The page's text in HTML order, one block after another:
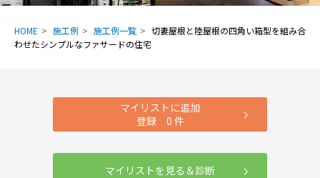
HOME 施工例 施工例一覧
切妻屋根と陸屋根の四角い箱型を組み合
わせたシンプルなファサードの住宅
マイリストに追加
登録 0 件
マイリストを見る＆診断